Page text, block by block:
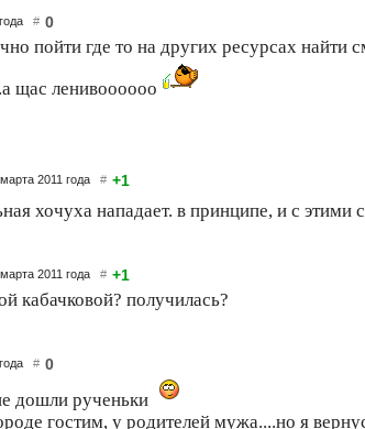
# 0
пойти где то на других ресурсах найти
щас ленивоооооо
2011 года # +1
хочуха нападает. в принципе, и с этими
2011 года # +1
кабачковой? получилась?
# 0
дошли рученьки
гостим, у родителей мужа....но я